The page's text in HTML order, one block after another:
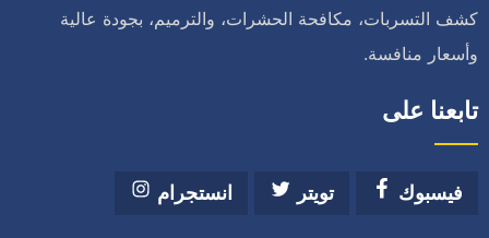
كشف التسربات، مكافحة الحشرات، والترميم، بجودة عالية
وأسعار منافسة.
تابعنا على
فيسبوك تويتر انستجرام